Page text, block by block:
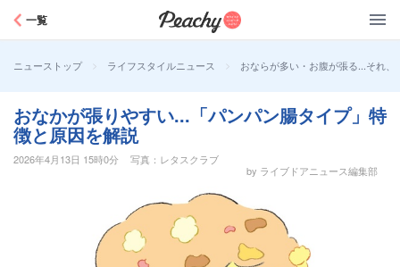
一覧
ニューストップ > ライフスタイルニュース > おならが多い・お腹が張る…それ、
おなかが張りやすい...「パンパン腸タイプ」特
徴と原因を解説
2026年4月13日 15時0分
写真：レタスクラブ
by ライブドアニュース編集部